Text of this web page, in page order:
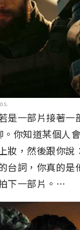
是一部片接著
你知道某個人
妝，然後跟你說
台詞，你真的是
下一部片。…